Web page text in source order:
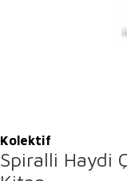
Kolektif
Spiralli Haydi